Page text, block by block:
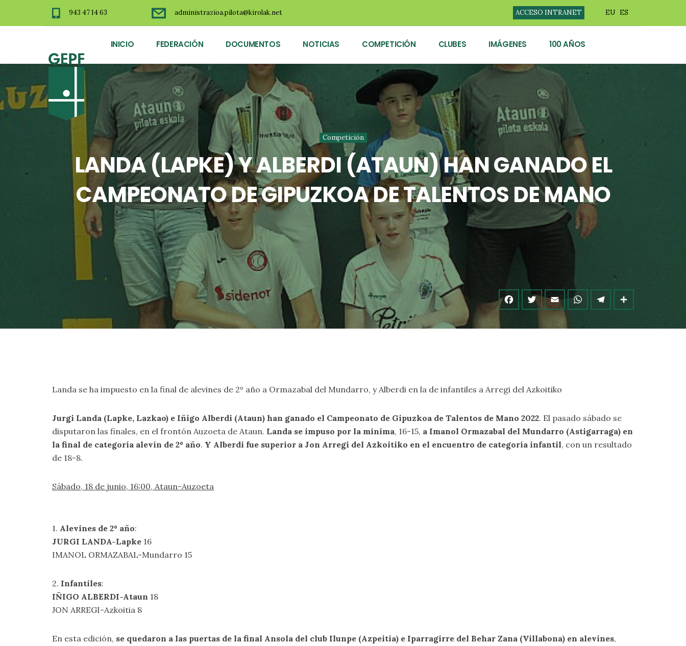
943 47 14 63 administrazioa.pilota@kirolak.net ACCESO INTRANET EU ES
INICIO FEDERACIÓN DOCUMENTOS NOTICIAS COMPETICIÓN CLUBES IMÁGENES 100 AÑOS
Competición
LANDA (LAPKE) Y ALBERDI (ATAUN) HAN GANADO EL
CAMPEONATO DE GIPUZKOA DE TALENTOS DE MANO
Landa se ha impuesto en la final de alevines de 2º año a Ormazabal del Mundarro, y Alberdi en la de infantiles a Arregi del Azkoitiko
Jurgi Landa (Lapke, Lazkao) e Iñigo Alberdi (Ataun) han ganado el Campeonato de Gipuzkoa de Talentos de Mano 2022. El pasado sábado se
disputaron las finales, en el frontón Auzoeta de Ataun. Landa se impuso por la mínima, 16-15, a Imanol Ormazabal del Mundarro (Astigarraga) en
la final de categoría alevín de 2º año. Y Alberdi fue superior a Jon Arregi del Azkoitiko en el encuentro de categoría infantil, con un resultado
de 18-8.
Sábado, 18 de junio, 16:00, Ataun-Auzoeta
1. Alevines de 2º año:
JURGI LANDA-Lapke 16
IMANOL ORMAZABAL-Mundarro 15
2. Infantiles:
IÑIGO ALBERDI-Ataun 18
JON ARREGI-Azkoitia 8
En esta edición, se quedaron a las puertas de la final Ansola del club Ilunpe (Azpeitia) e Iparragirre del Behar Zana (Villabona) en alevines,